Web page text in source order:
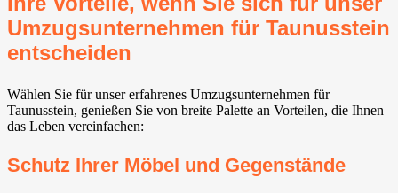
Umzugsunternehmen für Taunusstein
entscheiden
Wählen Sie für unser erfahrenes Umzugsunternehmen für
Taunusstein, genießen Sie von breite Palette an Vorteilen, die Ihnen
das Leben vereinfachen:
Schutz Ihrer Möbel und Gegenstände